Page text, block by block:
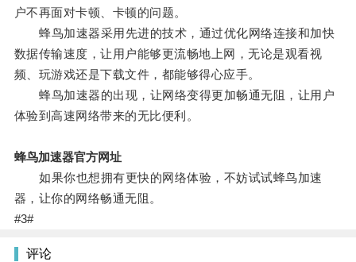
户不再面对卡顿、卡顿的问题。
蜂鸟加速器采用先进的技术，通过优化网络连接和加快
数据传输速度，让用户能够更流畅地上网，无论是观看视
频、玩游戏还是下载文件，都能够得心应手。
蜂鸟加速器的出现，让网络变得更加畅通无阻，让用户
体验到高速网络带来的无比便利。
蜂鸟加速器官方网址
如果你也想拥有更快的网络体验，不妨试试蜂鸟加速
器，让你的网络畅通无阻。
#3#
评论